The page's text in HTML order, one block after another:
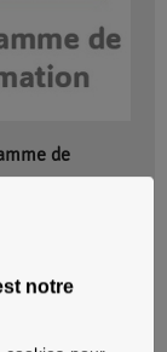
notre
de